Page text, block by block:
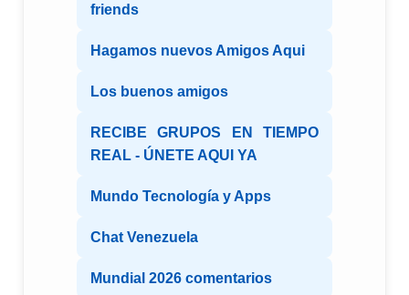
friends
Hagamos nuevos Amigos Aqui
Los buenos amigos
RECIBE GRUPOS EN TIEMPO
REAL - ÚNETE AQUI YA
Mundo Tecnología y Apps
Chat Venezuela
Mundial 2026 comentarios